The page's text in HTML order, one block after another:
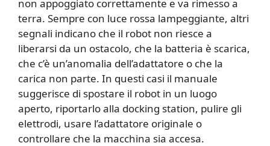
non appoggiato correttamente e va rimesso a
terra. Sempre con luce rossa lampeggiante, altri
segnali indicano che il robot non riesce a
liberarsi da un ostacolo, che la batteria è scarica,
che c’è un’anomalia dell’adattatore o che la
carica non parte. In questi casi il manuale
suggerisce di spostare il robot in un luogo
aperto, riportarlo alla docking station, pulire gli
elettrodi, usare l’adattatore originale o
controllare che la macchina sia accesa.